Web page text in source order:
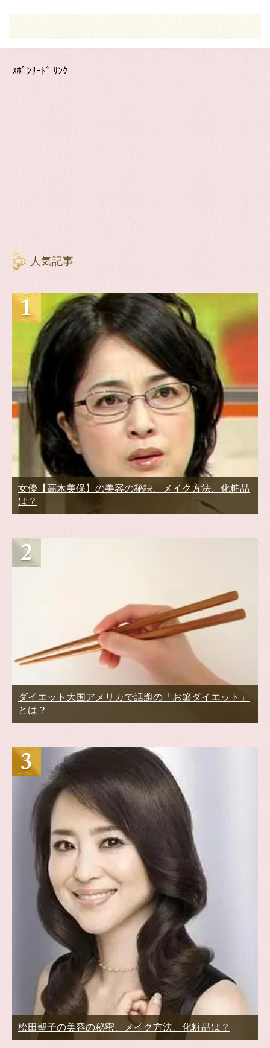
ｽﾎﾟﾝｻｰﾄﾞ ﾘﾝｸ
人気記事
女優【高木美保】の美容の秘訣、メイク方法、化粧品
は？
ダイエット大国アメリカで話題の「お箸ダイエット」
とは？
松田聖子の美容の秘密、メイク方法、化粧品は？